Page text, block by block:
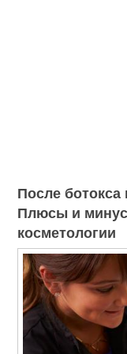
После ботокса
Плюсы и
косметологии